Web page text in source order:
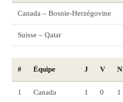
Canada – Bosnie-Herzégovine
Suisse – Qatar
# Équipe J V N
1 Canada 1 0 1